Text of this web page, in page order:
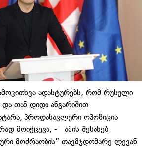
ადასტურებს, რომ რუსული
და თან დიდი ანგარიშით
პროდასავლური ოპოზიცია
მოიქცევა, - ამის შესახებ
მოძრაობის” თავმჯდომარე ლევან